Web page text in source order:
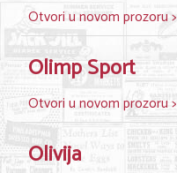
Otvori u novom prozoru >
Olimp Sport
Otvori u novom prozoru >
Olivija